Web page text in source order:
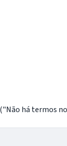
há termos